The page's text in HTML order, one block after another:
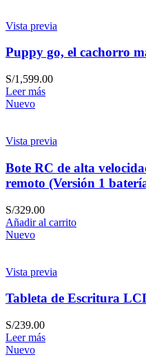
Vista previa
Puppy go, el cachorro
S/1,599.00
Leer más
Nuevo
Vista previa
Bote RC de alta
remoto (Versión 1
S/329.00
Añadir al carrito
Nuevo
Vista previa
Tableta de Escritura
S/239.00
Leer más
Nuevo